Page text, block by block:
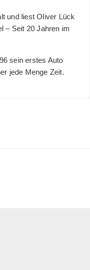
und liest Oliver Lück
– Seit 20 Jahren im
sein erstes Auto
jede Menge Zeit.